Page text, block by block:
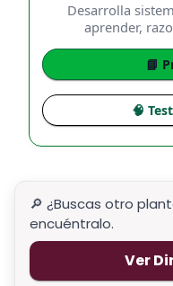
Desarrolla
aprender,
📘
🧠
🔎 ¿Buscas otro
encuéntralo.
Ver